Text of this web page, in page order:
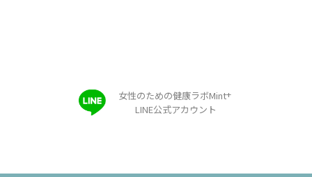
女性のための健康ラボMint+
LINE公式アカウント